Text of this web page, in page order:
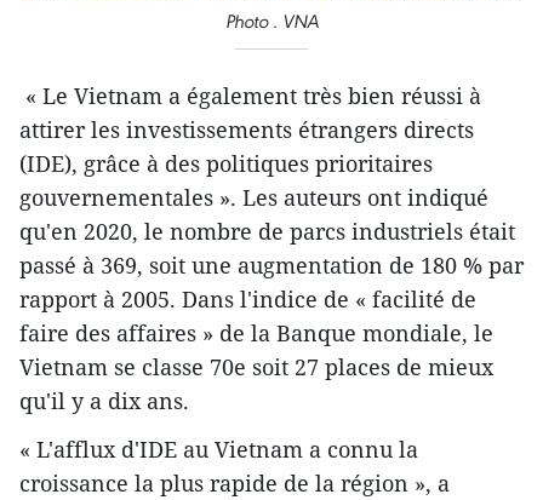
Photo . VNA
« Le Vietnam a également très bien réussi à
attirer les investissements étrangers directs
(IDE), grâce à des politiques prioritaires
gouvernementales ». Les auteurs ont indiqué
qu'en 2020, le nombre de parcs industriels était
passé à 369, soit une augmentation de 180 % par
rapport à 2005. Dans l'indice de « facilité de
faire des affaires » de la Banque mondiale, le
Vietnam se classe 70e soit 27 places de mieux
qu'il y a dix ans.
« L'afflux d'IDE au Vietnam a connu la
croissance la plus rapide de la région », a